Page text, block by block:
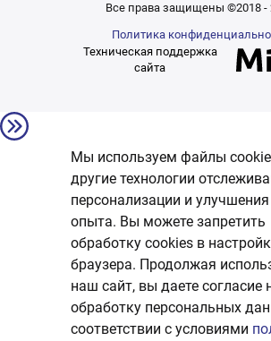
Все права защищены ©2018 -
Политика
Техническая поддержка
сайта
Мы используем файлы
другие технологии
персонализации и
опыта. Вы можете запретить
обработку сookies в
браузера. Продолжая
наш сайт, вы даете согласие
обработку персональных
соответствии с условиями